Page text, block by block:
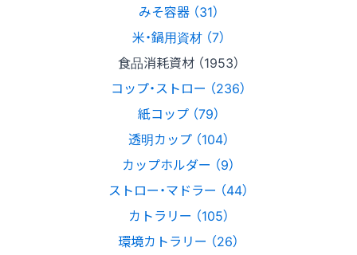
みそ容器 （31）
米・鍋用資材 （7）
食品消耗資材 （1953）
コップ・ストロー （236）
紙コップ （79）
透明カップ （104）
カップホルダー （9）
ストロー・マドラー （44）
カトラリー （105）
環境カトラリー （26）